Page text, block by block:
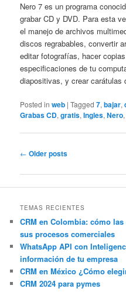
Nero 7 es un programa
grabar CD y DVD. Para esta
el manejo de archivos
discos regrabables, convertir
editar fotografías, hacer
especificaciones de tu
diapositivas, y crear carátulas
Posted in web |Tagged 7,bajar,
Grabas CD,gratis,Ingles,Nero
Post
← Older posts
TEMAS RECIENTES
CRM en Colombia: cómo
sus procesos comerciales
WhatsApp API con
información de tu empresa
CRM en México ¿Cómo
CRM 2024 para pymes